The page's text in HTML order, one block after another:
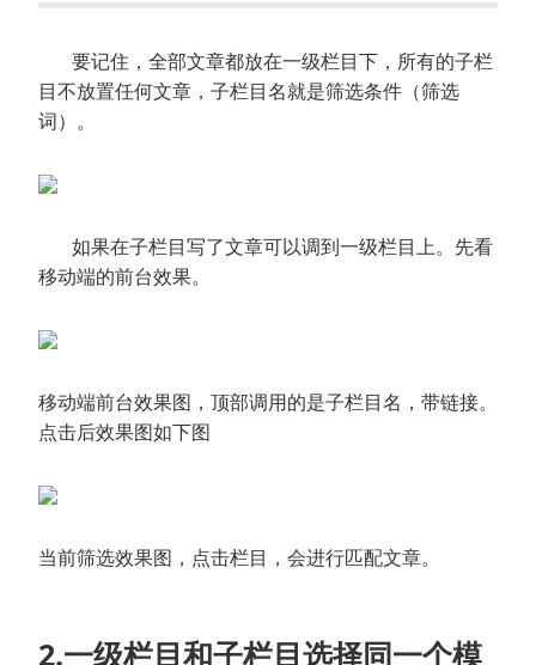
要记住，全部文章都放在一级栏目下，所有的子栏
目不放置任何文章，子栏目名就是筛选条件（筛选
词）。
如果在子栏目写了文章可以调到一级栏目上。先看
移动端的前台效果。
移动端前台效果图，顶部调用的是子栏目名，带链接。
点击后效果图如下图
当前筛选效果图，点击栏目，会进行匹配文章。
2.一级栏目和子栏目选择同一个模